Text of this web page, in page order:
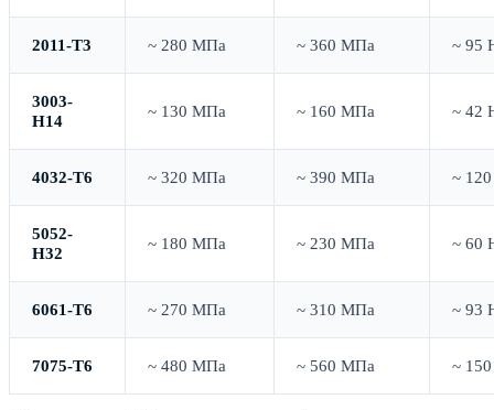
2011-T3 ~ 280 МПа ~ 360 МПа ~ 95
3003-
H14
~ 130 МПа ~ 160 МПа ~ 42
4032-T6 ~ 320 МПа ~ 390 МПа ~
5052-
H32
~ 180 МПа ~ 230 МПа ~ 60
6061-T6 ~ 270 МПа ~ 310 МПа ~ 93
7075-T6 ~ 480 МПа ~ 560 МПа ~